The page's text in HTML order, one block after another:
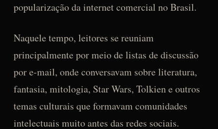
popularização da internet comercial no Brasil.
Naquele tempo, leitores se reuniam
principalmente por meio de listas de discussão
por e-mail, onde conversavam sobre literatura,
fantasia, mitologia, Star Wars, Tolkien e outros
temas culturais que formavam comunidades
intelectuais muito antes das redes sociais.